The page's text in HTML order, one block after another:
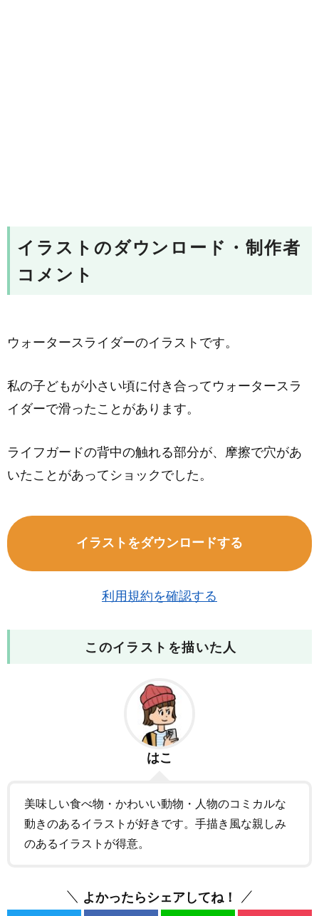
イラストのダウンロード・制作者
コメント
ウォータースライダーのイラストです。
私の子どもが小さい頃に付き合ってウォータースラ
イダーで滑ったことがあります。
ライフガードの背中の触れる部分が、摩擦で穴があ
いたことがあってショックでした。
イラストをダウンロードする
利用規約を確認する
このイラストを描いた人
はこ
美味しい食べ物・かわいい動物・人物のコミカルな
動きのあるイラストが好きです。手描き風な親しみ
のあるイラストが得意。
よかったらシェアしてね！